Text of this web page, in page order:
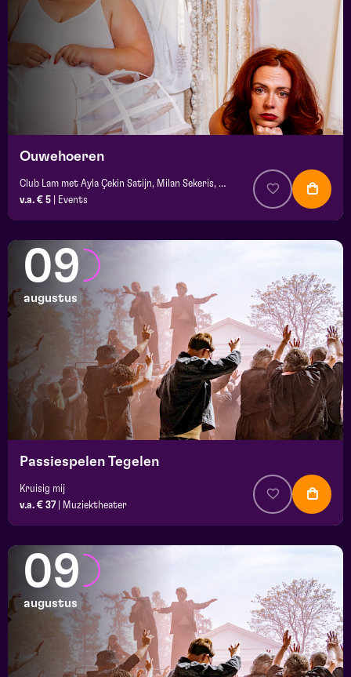
Ouwehoeren
Club Lam met Ayla Çekin Satijn, Milan Sekeris, Dic van Duin, Jean-Baptiste Rey e.a.
v.a. € 5
Events
09
augustus
Passiespelen Tegelen
Kruisig mij
v.a. € 37
Muziektheater
09
augustus